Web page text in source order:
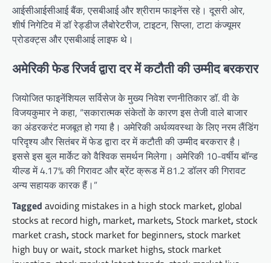
आईसीआईसीआई बैंक, एसबीआई और श्रीराम फाइनेंस रहे। दूसरी ओर,
शीर्ष निगेटिव में डॉ रेड्डीज लैबोरेटरीज, टाइटन, सिप्ला, टाटा कंज्यूमर
प्रोडक्ट्स और एसबीआई लाइफ थे।
अमेरिकी फेड रिजर्व द्वारा दर में कटौती की उम्मीद बरकरार
जियोजित फाइनेंशियल सर्विसेज के मुख्य निवेश रणनीतिकार डॉ. वी के
विजयकुमार ने कहा, “सकारात्मक संकेतों के कारण इस तेजी वाले बाजार
का अंडरकरंट मजबूत हो गया है। अमेरिकी अर्थव्यवस्था के लिए नरम लैंडिंग
परिदृश्य और सितंबर में फेड द्वारा दर में कटौती की उम्मीद बरकरार है।
इससे इस बुल मार्केट को वैश्विक समर्थन मिलेगा। अमेरिकी 10-वर्षीय बॉन्ड
यील्ड में 4.17% की गिरावट और ब्रेंट क्रूड में 81.2 डॉलर की गिरावट
अन्य सहायक कारक हैं।”
Tagged avoiding mistakes in a high stock market, global
stocks at record high, market, markets,Stock market,stock
market crash,stock market for beginners,stock market
high buy or wait,stock market highs,stock market